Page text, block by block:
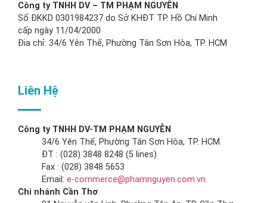
Công ty TNHH DV – TM PHẠM NGUYỄN
Số ĐKKD 0301984237 do Sở KHĐT TP. Hồ Chí Minh
cấp ngày 11/04/2000
Đia chỉ: 34/6 Yên Thế, Phường Tân Sơn Hòa, TP. HCM
Liên Hệ
Công ty TNHH DV-TM PHẠM NGUYỄN
34/6 Yên Thế, Phường Tân Sơn Hòa, TP. HCM
ĐT : (028) 3848 8248 (5 lines)
Fax : (028) 3848 5653
Email: e-commerce@phamnguyen.com.vn
Chi nhánh Cần Thơ